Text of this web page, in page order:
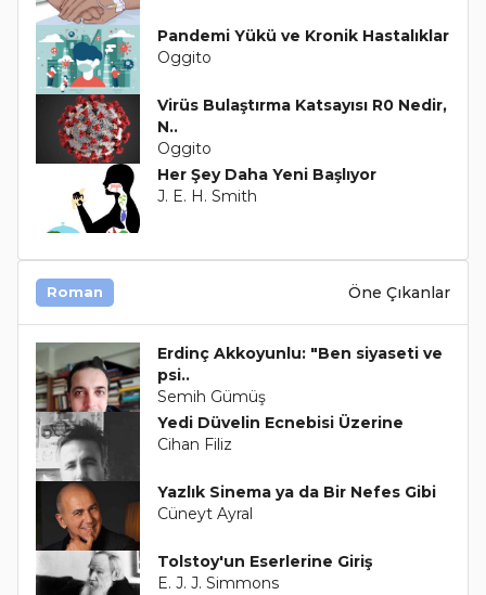
Pandemi Yükü ve Kronik Hastalıklar
Oggito
Virüs Bulaştırma Katsayısı R0 Nedir,
N..
Oggito
Her Şey Daha Yeni Başlıyor
J. E. H. Smith
Roman Öne Çıkanlar
Erdinç Akkoyunlu: "Ben siyaseti ve
psi..
Semih Gümüş
Yedi Düvelin Ecnebisi Üzerine
Cihan Filiz
Yazlık Sinema ya da Bir Nefes Gibi
Cüneyt Ayral
Tolstoy'un Eserlerine Giriş
E. J. J. Simmons